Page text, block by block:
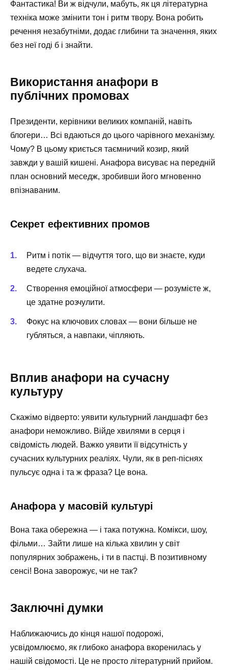
Фантастика! Ви ж відчули, мабуть, як ця літературна
техніка може змінити тон і ритм твору. Вона робить
речення незабутніми, додає глибини та значення, яких
без неї годі б і знайти.
Використання анафори в
публічних промовах
Президенти, керівники великих компаній, навіть
блогери… Всі вдаються до цього чарівного механізму.
Чому? В цьому криється таємничий козир, який
завжди у вашій кишені. Анафора висуває на передній
план основний меседж, зробивши його мгновенно
впізнаваним.
Секрет ефективних промов
Ритм і потік — відчуття того, що ви знаєте, куди
ведете слухача.
Створення емоційної атмосфери — розумієте ж,
це здатне розчулити.
Фокус на ключових словах — вони більше не
губляться, а навпаки, чіпляють.
Вплив анафори на сучасну
культуру
Скажімо відверто: уявити культурний ландшафт без
анафори неможливо. Війде хвилями в серця і
свідомість людей. Важко уявити її відсутність у
сучасних культурних реаліях. Чули, як в реп-піснях
пульсує одна і та ж фраза? Це вона.
Анафора у масовій культурі
Вона така обережна — і така потужна. Комікси, шоу,
фільми… Зайти лише на кілька хвилин у світ
популярних зображень, і ти в пастці. В позитивному
сенсі! Вона заворожує, чи не так?
Заключні думки
Наближаючись до кінця нашої подорожі,
усвідомлюємо, як глибоко анафора вкоренилась у
нашій свідомості. Це не просто літературний прийом.